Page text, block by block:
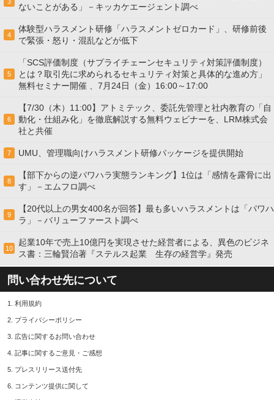
ないことがある」－キッカケエージェント調べ
4
体験型ハラスメント研修「ハラスメントゼロカード」、研修前後
で緊張・怒り・混乱などが低下
5
「SCS評価制度（サプライチェーンセキュリティ対策評価制度）
とは？取引先に求められるセキュリティ対策と具体的な進め方」
無料セミナー開催 、7月24日（金）16:00～17:00
6
【7/30（木）11:00】アトミテック、委託先管理と社内教育の「自
動化・仕組み化」を徹底解説する無料ウェビナーを、LRM株式会
社と共催
7 UMU、管理職向けハラスメント研修パッケージを提供開始
8
【部下からの逆パワハラ実態ランキング】1位は「感情を露骨に出
す」－エムフロ調べ
9
【20代以上の男女400名が回答】最も多いハラスメントは「パワハ
ラ」－バリューファースト調べ
10
起業10年で売上10億円を実現させた経営者による、異色のビジネ
ス書：三輪賢治著『ステルス起業 生存の経営学』発売
問い合わせ先について
1. 利用規約
2. プライバシーポリシー
3. 広告に関するお問い合わせ
4. 記事に関するご意見・ご感想
5. プレスリリース送付先
6. コンテンツ提供に関して